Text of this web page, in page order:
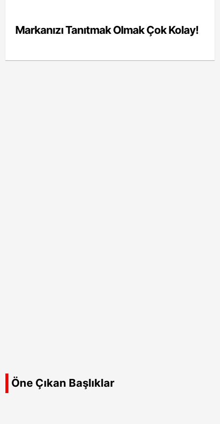
Markanızı Tanıtmak Olmak Çok Kolay!
Öne Çıkan Başlıklar